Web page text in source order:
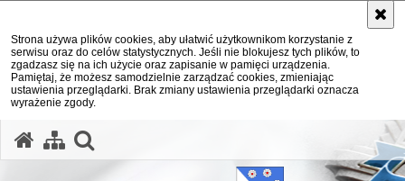
Strona używa plików cookies, aby ułatwić użytkownikom korzystanie z
serwisu oraz do celów statystycznych. Jeśli nie blokujesz tych plików, to
zgadzasz się na ich użycie oraz zapisanie w pamięci urządzenia.
Pamiętaj, że możesz samodzielnie zarządzać cookies, zmieniając
ustawienia przeglądarki. Brak zmiany ustawienia przeglądarki oznacza
wyrażenie zgody.